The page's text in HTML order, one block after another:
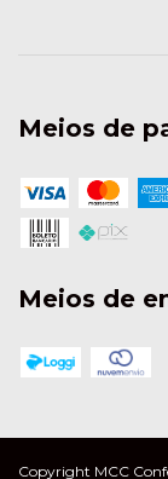
Meios de
Meios de
Copyright MCC